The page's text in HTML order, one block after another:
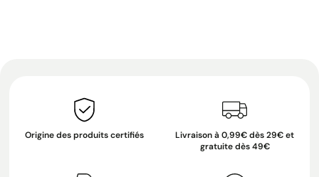
Origine des produits certifiés
Livraison à 0,99€ dès 29€ et
gratuite dès 49€